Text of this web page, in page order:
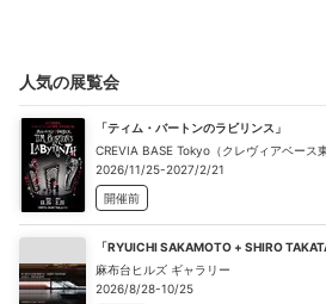
人気の展覧会
「ティム・バートンのラビリンス」
CREVIA BASE Tokyo（クレヴィアベース東
2026/11/25-2027/2/21
開催前
「RYUICHI SAKAMOTO + SHIRO
麻布台ヒルズ ギャラリー
2026/8/28-10/25